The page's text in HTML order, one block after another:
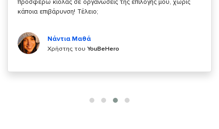
κάτι!
Χρήστης τουYouBeHero